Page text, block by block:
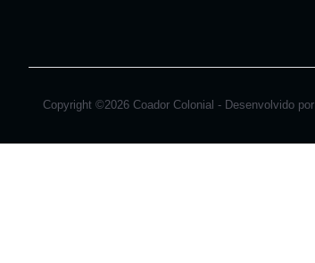
Copyright ©2026 Coador Colonial - Desenvolvido por